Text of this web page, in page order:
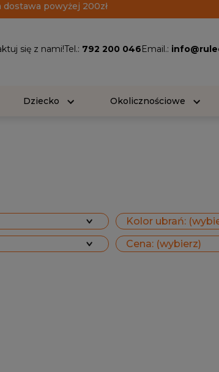
dostawa powyżej 200zł
się z nami!Tel.: 792 200 046Email.:
Dziecko Okolicznościowe
Kolor ubrań:
Cena: (wybierz)